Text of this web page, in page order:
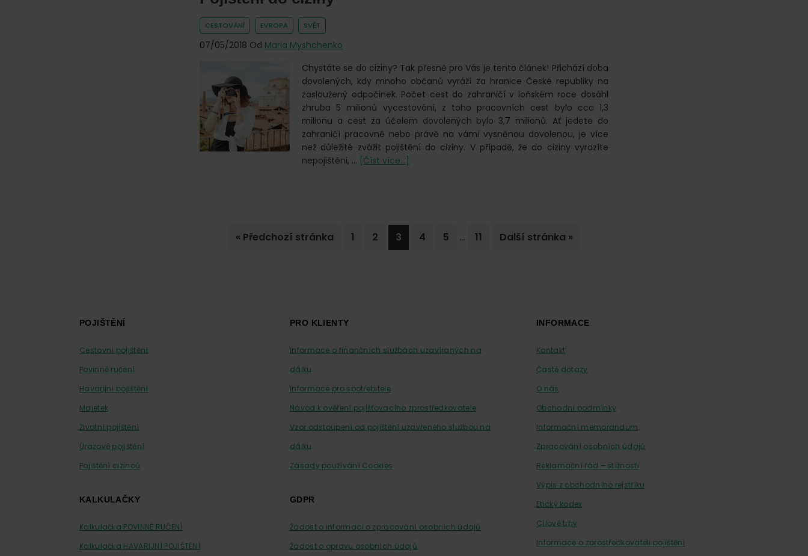
CESTOVÁNÍ EVROPA SVĚT
07/05/2018 Od Maria Myshchenko
Chystáte se do ciziny? Tak přesně pro Vás je tento článek! Přichází doba
dovolených, kdy mnoho občanů vyráží za hranice České republiky na
zasloužený odpočinek. Počet cest do zahraničí v loňském roce dosáhl
zhruba 5 milionů vycestování, z toho pracovních cest bylo cca 1,3
milionu a cest za účelem dovolených bylo 3,7 milionů. Ať jedete do
zahraničí pracovně nebo právě na vámi vysněnou dovolenou, je více
než důležité zvážit pojištění do ciziny. V případě, že do ciziny vyrazíte
nepojištěni, … [Číst více...]
« Jdi
Předchozí stránka
Go
1
Go
2
Go
to
3
Go
4
Go
5
Interim
…
Go
11
Jdi
Další stránka »
POJIŠTĚNÍ
Cestovní pojištění
Povinné ručení
Havarijní pojištění
Majetek
Životní pojištění
Úrazové pojištění
Pojištění cizinců
KALKULAČKY
Kalkulačka POVINNÉ RUČENÍ
Kalkulačka HAVARIJNÍ POJIŠTĚNÍ
PRO KLIENTY
Informace o finančních službách uzavíraných na
dálku
Informace pro spotřebitele
Návod k ověření pojišťovacího zprostředkovatele
Vzor odstoupení od pojištění uzavřeného službou na
dálku
Zásady používání Cookies
GDPR
Žádost o informaci o zpracování osobních údajů
Žádost o opravu osobních údajů
INFORMACE
Kontakt
Časté dotazy
O nás
Obchodní podmínky
Informační memorandum
Zpracování osobních údajů
Reklamační řád – stížnosti
Výpis z obchodního rejstříku
Etický kodex
Cílové trhy
Informace o zprostředkovateli pojištění